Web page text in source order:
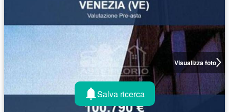
Visualizza foto
Salva ricerca